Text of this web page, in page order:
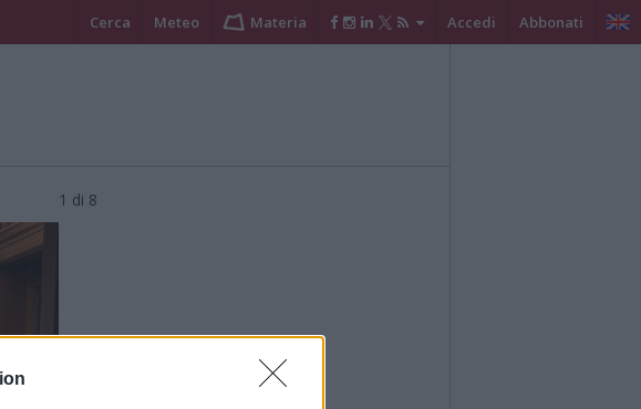
Cerca Meteo Materia Accedi Abbonati
1 di 8